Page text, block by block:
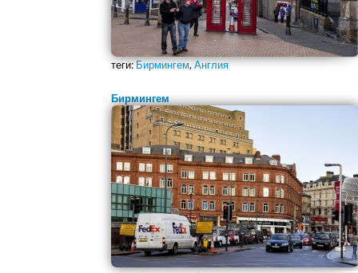
теги:Бирмингем,Англия
Бирмингем